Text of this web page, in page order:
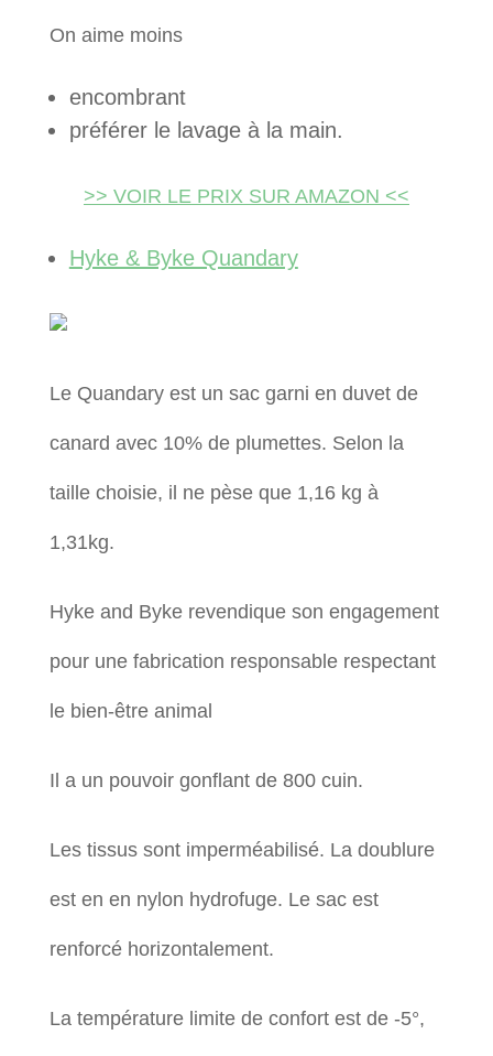
On aime moins
encombrant
préférer le lavage à la main.
>> VOIR LE PRIX SUR AMAZON <<
Hyke & Byke Quandary
Le Quandary est un sac garni en duvet de
canard avec 10% de plumettes. Selon la
taille choisie, il ne pèse que 1,16 kg à
1,31kg.
Hyke and Byke revendique son engagement
pour une fabrication responsable respectant
le bien-être animal
Il a un pouvoir gonflant de 800 cuin.
Les tissus sont imperméabilisé. La doublure
est en en nylon hydrofuge. Le sac est
renforcé horizontalement.
La température limite de confort est de -5°,